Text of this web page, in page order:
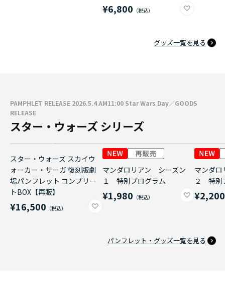
¥6,800
グッズ一覧を見る
PAMPHLET RELEASE 2026.5.4 AM11:00 Star Wars Day／GOODS
RELEASE
スター・ウォーズ シリーズ
スター・ウォーズ スカイウ
ォーカー・サーガ 復刻版劇
場パンフレット コンプリー
トBOX【再販】
¥16,500
マンダロリアン シーズン
１ 特別プログラム
¥1,980
マンダ
２ 特別
¥2,200
パンフレット・グッズ一覧を見る